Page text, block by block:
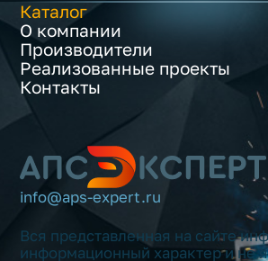
Каталог
О компании
Производители
Реализованные проекты
Контакты
info@aps-expert.ru
Вся представленная на сайте
информационный характер и не